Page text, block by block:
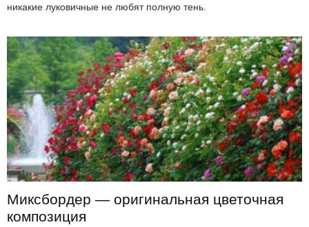
никакие луковичные не любят полную тень.
Миксбордер — оригинальная цветочная
композиция